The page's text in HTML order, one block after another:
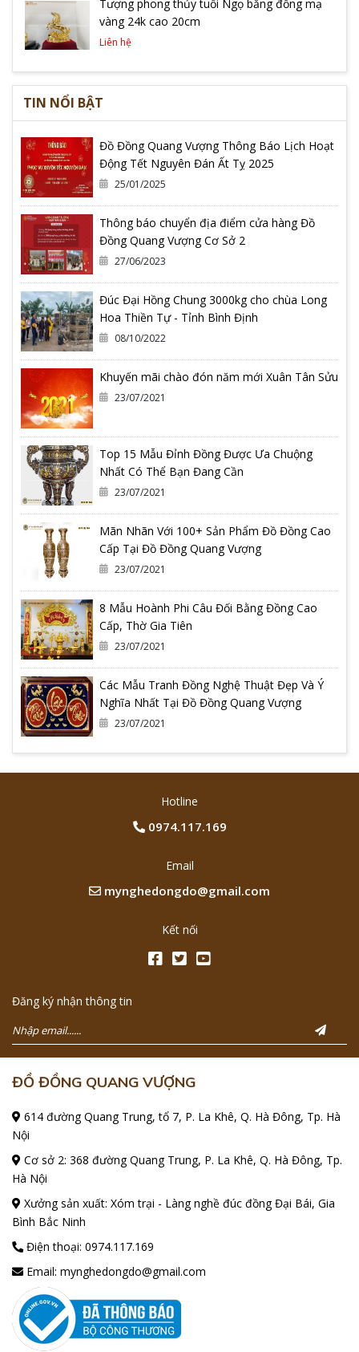
Tượng phong thủy tuổi Ngọ bằng đồng mạ
vàng 24k cao 20cm
Liên hệ
TIN NỔI BẬT
Đồ Đồng Quang Vượng Thông Báo Lịch Hoạt
Động Tết Nguyên Đán Ất Tỵ 2025
25/01/2025
Thông báo chuyển địa điểm cửa hàng Đồ
Đồng Quang Vượng Cơ Sở 2
27/06/2023
Đúc Đại Hồng Chung 3000kg cho chùa Long
Hoa Thiền Tự - Tỉnh Bình Định
08/10/2022
Khuyến mãi chào đón năm mới Xuân Tân Sửu
23/07/2021
Top 15 Mẫu Đỉnh Đồng Được Ưa Chuộng
Nhất Có Thể Bạn Đang Cần
23/07/2021
Mãn Nhãn Với 100+ Sản Phẩm Đồ Đồng Cao
Cấp Tại Đồ Đồng Quang Vượng
23/07/2021
8 Mẫu Hoành Phi Câu Đối Bằng Đồng Cao
Cấp, Thờ Gia Tiên
23/07/2021
Các Mẫu Tranh Đồng Nghệ Thuật Đẹp Và Ý
Nghĩa Nhất Tại Đồ Đồng Quang Vượng
23/07/2021
Hotline
0974.117.169
Email
mynghedongdo@gmail.com
Kết nối
Đăng ký nhận thông tin
ĐỒ ĐỒNG QUANG VƯỢNG
614 đường Quang Trung, tổ 7, P. La Khê, Q. Hà Đông, Tp. Hà
Nội
Cơ sở 2: 368 đường Quang Trung, P. La Khê, Q. Hà Đông, Tp.
Hà Nội
Xưởng sản xuất: Xóm trại - Làng nghề đúc đồng Đại Bái, Gia
Bình Bắc Ninh
Điện thoại: 0974.117.169
Email: mynghedongdo@gmail.com